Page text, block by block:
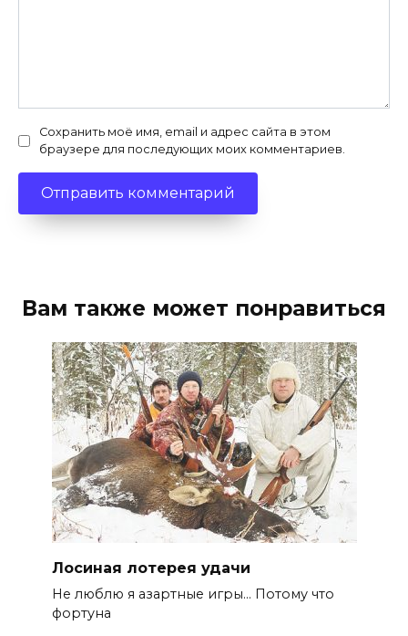
Сохранить моё имя, email и адрес сайта в этом
браузере для последующих моих комментариев.
Вам также может понравиться
Лосиная лотерея удачи
Не люблю я азартные игры… Потому что
фортуна